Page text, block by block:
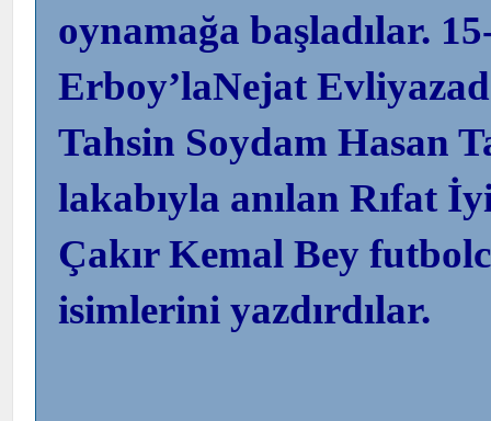
oynamağa başladılar.
Erboy’laNejat
Tahsin Soydam Hasan
lakabıyla anılan Rıfat
Çakır Kemal Bey
isimlerini yazdırdılar.